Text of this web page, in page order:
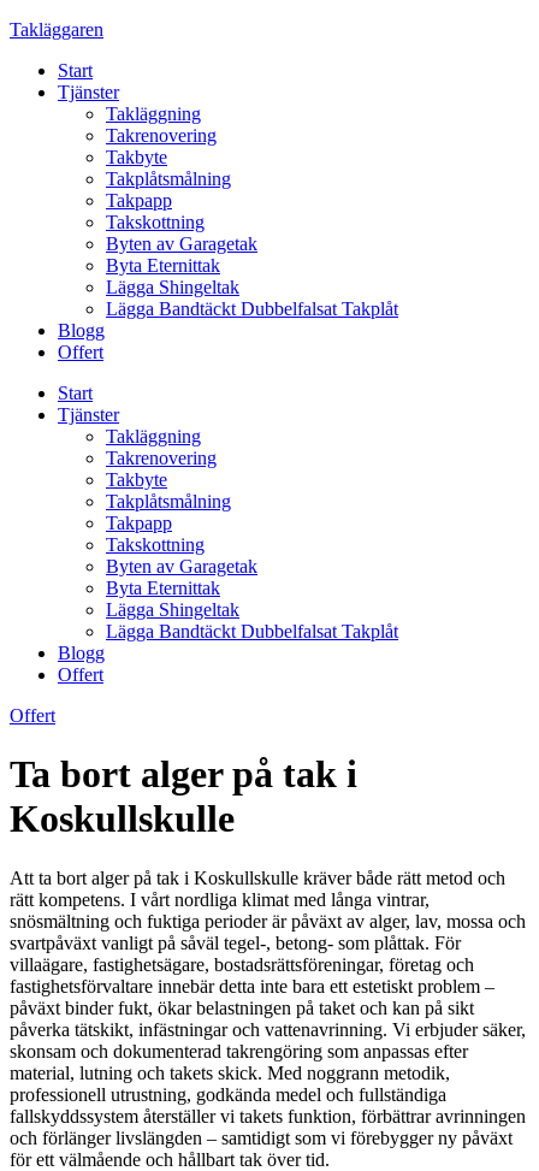
Skip
content
Takläggaren
Start
Tjänster
Takläggning
Takrenovering
Takbyte
Takplåtsmålning
Takpapp
Takskottning
Byten av Garagetak
Byta Eternittak
Lägga Shingeltak
Lägga Bandtäckt Dubbelfalsat Takplåt
Blogg
Offert
Start
Tjänster
Takläggning
Takrenovering
Takbyte
Takplåtsmålning
Takpapp
Takskottning
Byten av Garagetak
Byta Eternittak
Lägga Shingeltak
Lägga Bandtäckt Dubbelfalsat Takplåt
Blogg
Offert
Offert
Ta bort alger på tak i
Koskullskulle
Att ta bort alger på tak i Koskullskulle kräver både rätt metod och
rätt kompetens. I vårt nordliga klimat med långa vintrar,
snösmältning och fuktiga perioder är påväxt av alger, lav, mossa och
svartpåväxt vanligt på såväl tegel-, betong- som plåttak. För
villaägare, fastighetsägare, bostadsrättsföreningar, företag och
fastighetsförvaltare innebär detta inte bara ett estetiskt problem –
påväxt binder fukt, ökar belastningen på taket och kan på sikt
påverka tätskikt, infästningar och vattenavrinning. Vi erbjuder säker,
skonsam och dokumenterad takrengöring som anpassas efter
material, lutning och takets skick. Med noggrann metodik,
professionell utrustning, godkända medel och fullständiga
fallskyddssystem återställer vi takets funktion, förbättrar avrinningen
och förlänger livslängden – samtidigt som vi förebygger ny påväxt
för ett välmående och hållbart tak över tid.